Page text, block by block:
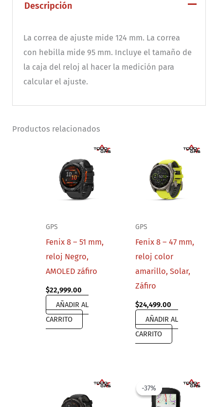
verde/gris
Descripción
La correa de ajuste mide 124 mm. La correa
con hebilla mide 95 mm. Incluye el tamaño de
la caja del reloj al hacer la medición para
calcular el ajuste.
Productos relacionados
GPS
Fenix 8 – 51 mm,
reloj Negro,
AMOLED záfiro
$22,999.00
AÑADIR AL
CARRITO
GPS
Fenix 8 – 47 mm,
reloj color
amarillo, Solar,
Záfiro
$24,499.00
AÑADIR AL
CARRITO
-37%
-37%